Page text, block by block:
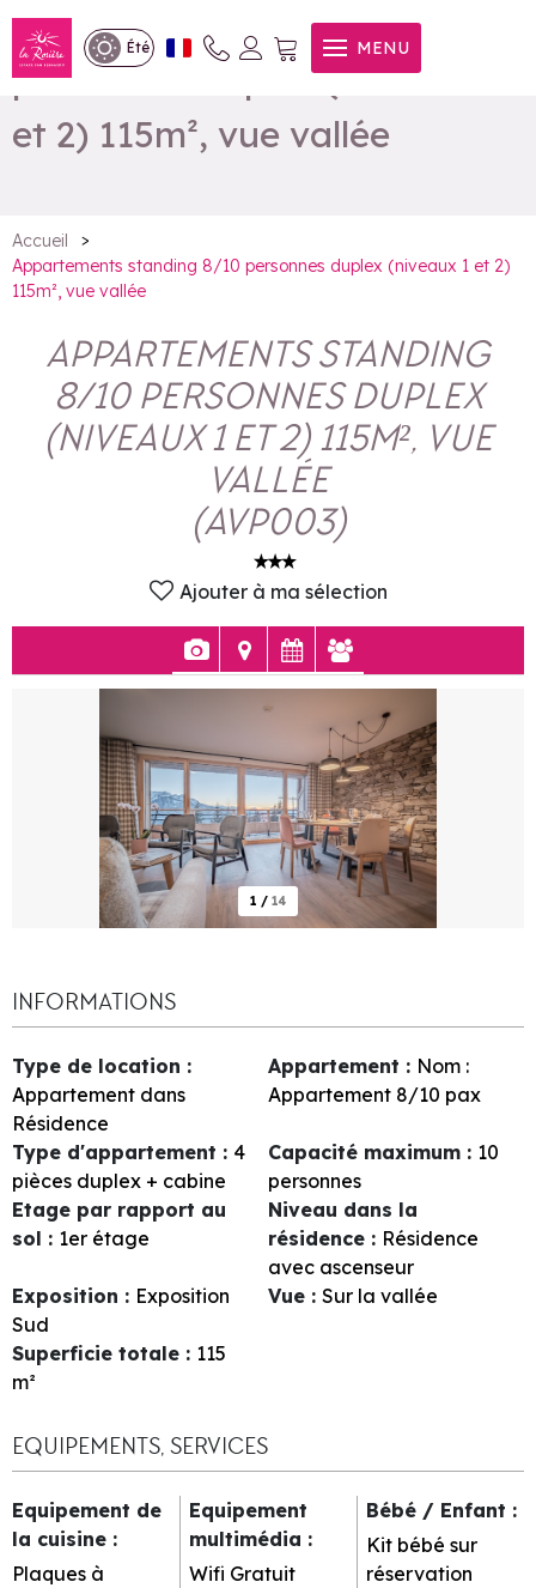
Été MENU
Appartements standing 8/10
personnes duplex (niveaux 1
et 2) 115m², vue vallée
Accueil
>
Appartements standing 8/10 personnes duplex (niveaux 1 et 2)
115m², vue vallée
APPARTEMENTS STANDING
8/10 PERSONNES DUPLEX
(NIVEAUX 1 ET 2) 115M², VUE
VALLÉE
(AVP003)
Ajouter à ma sélection
1 / 14
INFORMATIONS
Type de location :
Appartement dans
Résidence
Appartement : Nom :
Appartement 8/10 pax
Type d'appartement : 4
pièces duplex + cabine
Capacité maximum : 10
personnes
Etage par rapport au
sol : 1er étage
Niveau dans la
résidence : Résidence
avec ascenseur
Exposition : Exposition
Sud
Vue : Sur la vallée
Superficie totale : 115
m²
EQUIPEMENTS, SERVICES
Equipement de
la cuisine :
Plaques à
Equipement
multimédia :
Wifi Gratuit
Bébé / Enfant :
Kit bébé sur
réservation